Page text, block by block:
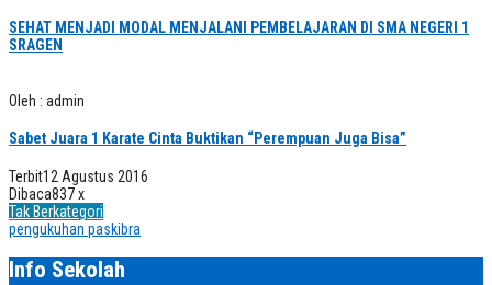
SEHAT MENJADI MODAL MENJALANI PEMBELAJARAN DI SMA NEGERI 1
SRAGEN
Oleh : admin
Sabet Juara 1 Karate Cinta Buktikan “Perempuan Juga Bisa”
Terbit12 Agustus 2016
Dibaca837 x
Tak Berkategori
pengukuhan paskibra
Info Sekolah